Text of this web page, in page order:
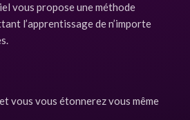
vous propose une méthode
l’apprentissage de n’importe
vous vous étonnerez vous même